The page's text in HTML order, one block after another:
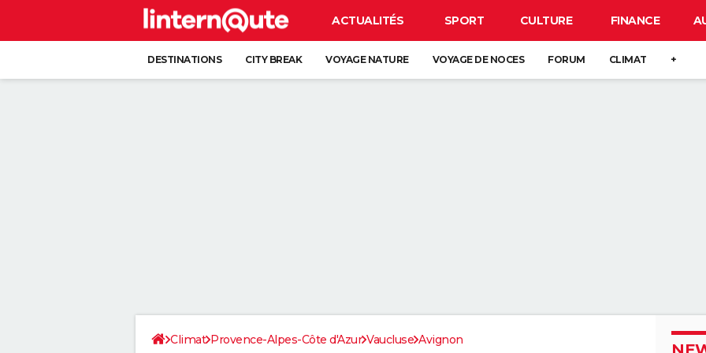
ACTUALITÉS SPORT CULTURE FINANCE
DESTINATIONS CITY BREAK VOYAGE NATURE VOYAGE DE NOCES FORUM CLIMAT +
Climat Provence-Alpes-Côte d'Azur Vaucluse Avignon